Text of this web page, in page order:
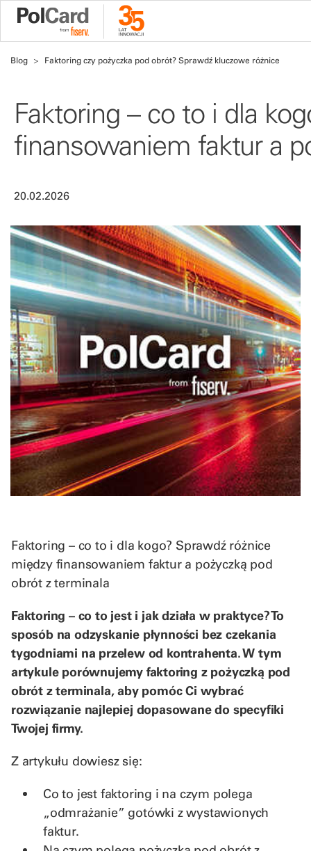
Blog Faktoring czy pożyczka pod obrót? Sprawdź kluczowe różnice
Faktoring – co to i dla
finansowaniem faktur a
20.02.2026
Faktoring – co to i dla kogo? Sprawdź różnice
między finansowaniem faktur a pożyczką pod
obrót z terminala
Faktoring – co to jest i jak działa w praktyce? To
sposób na odzyskanie płynności bez czekania
tygodniami na przelew od kontrahenta. W tym
artykule porównujemy faktoring z pożyczką pod
obrót z terminala, aby pomóc Ci wybrać
rozwiązanie najlepiej dopasowane do specyfiki
Twojej firmy.
Z artykułu dowiesz się:
Co to jest faktoring i na czym polega
„odmrażanie” gotówki z wystawionych
faktur.